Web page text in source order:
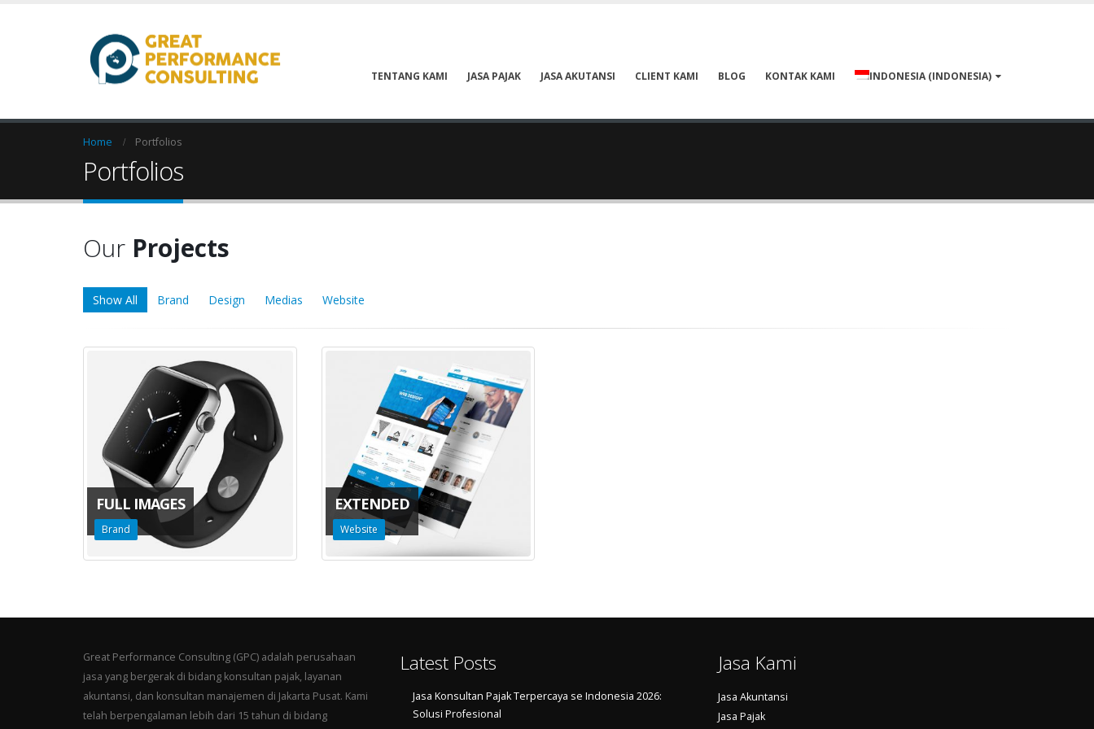
TENTANG KAMI JASA PAJAK JASA AKUTANSI CLIENT KAMI BLOG KONTAK KAMI INDONESIA (INDONESIA)
Home Portfolios
Portfolios
Our Projects
Show All Brand Design Medias Website
FULL IMAGES
Brand
EXTENDED
Website
Great Performance Consulting (GPC) adalah perusahaan
jasa yang bergerak di bidang konsultan pajak, layanan
akuntansi, dan konsultan manajemen di Jakarta Pusat. Kami
telah berpengalaman lebih dari 15 tahun di bidang
Latest Posts
Jasa Konsultan Pajak Terpercaya se Indonesia 2026:
Solusi Profesional
Jasa Kami
Jasa Akuntansi
Jasa Pajak